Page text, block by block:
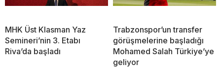
MHK Üst Klasman Yaz
Semineri’nin 3. Etabı
Riva’da başladı
Trabzonspor’un transfer
görüşmelerine başladığı
Mohamed Salah Türkiye’ye
geliyor